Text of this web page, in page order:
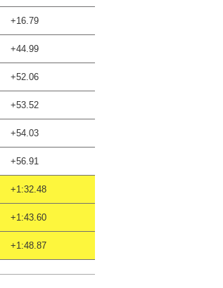
+16.79
+44.99
+52.06
+53.52
+54.03
+56.91
+1:32.48
+1:43.60
+1:48.87